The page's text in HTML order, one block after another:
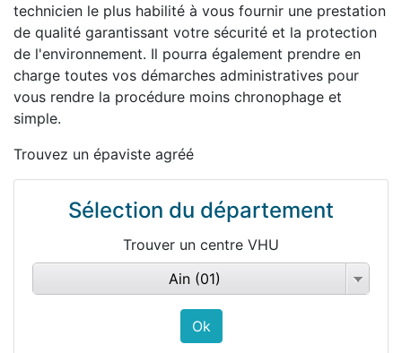
technicien le plus habilité à vous fournir une prestation
de qualité garantissant votre sécurité et la protection
de l'environnement. Il pourra également prendre en
charge toutes vos démarches administratives pour
vous rendre la procédure moins chronophage et
simple.
Trouvez un épaviste agréé
Sélection du département
Trouver un centre VHU
Ain (01)